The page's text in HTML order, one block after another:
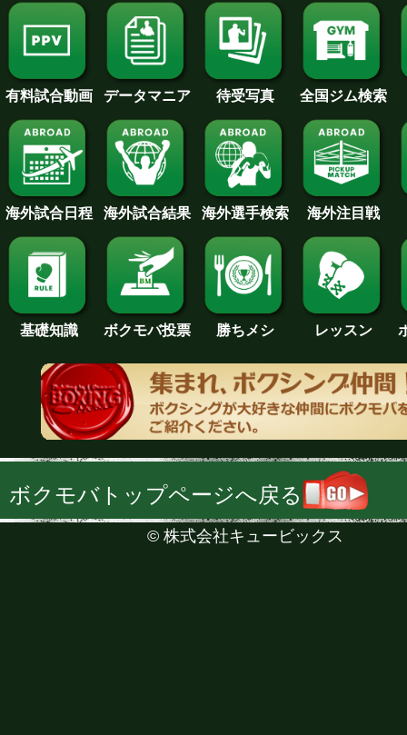
有料試合動画 データマニア 待受写真 全国ジム検索
海外試合日程 海外試合結果 海外選手検索 海外注目戦
基礎知識 ボクモバ投票 勝ちメシ レッスン
ボクモバトップページへ戻る
© 株式会社キュービックス